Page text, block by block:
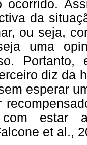
ocorrido.
da
ou seja,
uma
Portanto,
diz da
esperar
estar
et al.,